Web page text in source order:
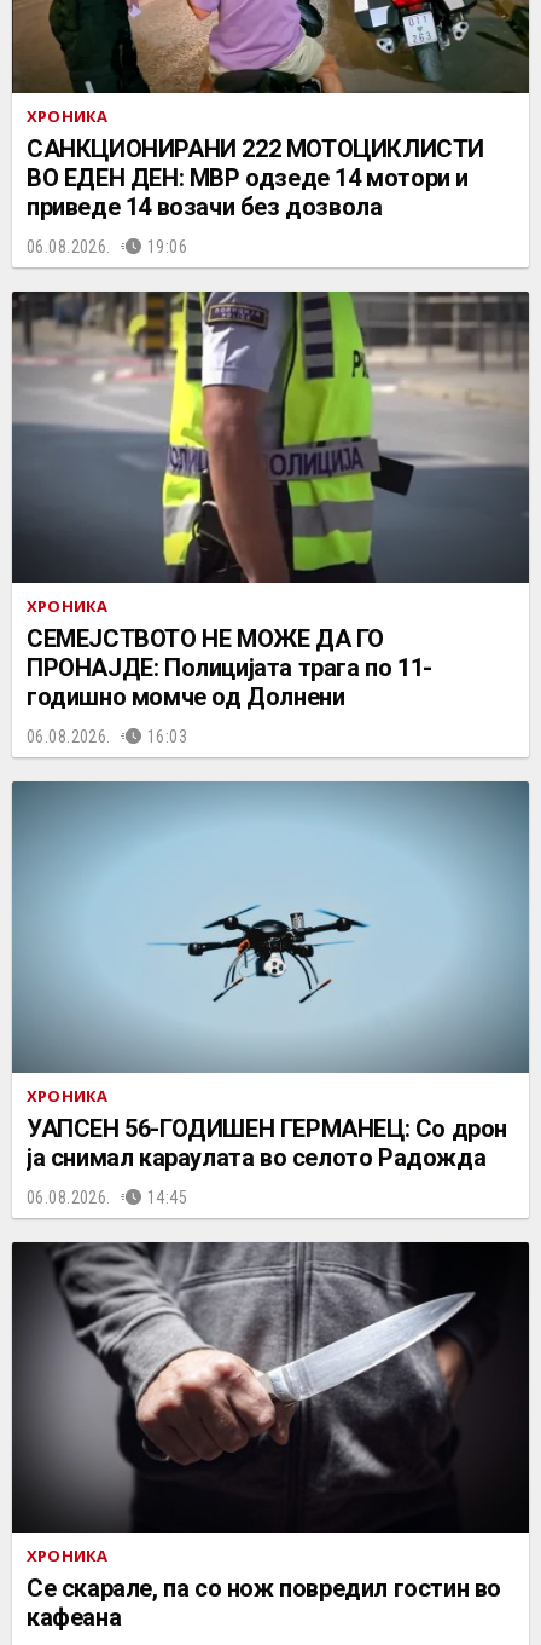
ХРОНИКА
САНКЦИОНИРАНИ 222 МОТОЦИКЛИСТИ
ВО ЕДЕН ДЕН: МВР одзеде 14 мотори и
приведе 14 возачи без дозвола
06.08.2026. 19:06
ХРОНИКА
СЕМЕЈСТВОТО НЕ МОЖЕ ДА ГО
ПРОНАЈДЕ: Полицијата трага по 11-
годишно момче од Долнени
06.08.2026. 16:03
ХРОНИКА
УАПСЕН 56-ГОДИШЕН ГЕРМАНЕЦ: Со дрон
ја снимал караулата во селото Радожда
06.08.2026. 14:45
ХРОНИКА
Се скарале, па со нож повредил гостин во
кафеана